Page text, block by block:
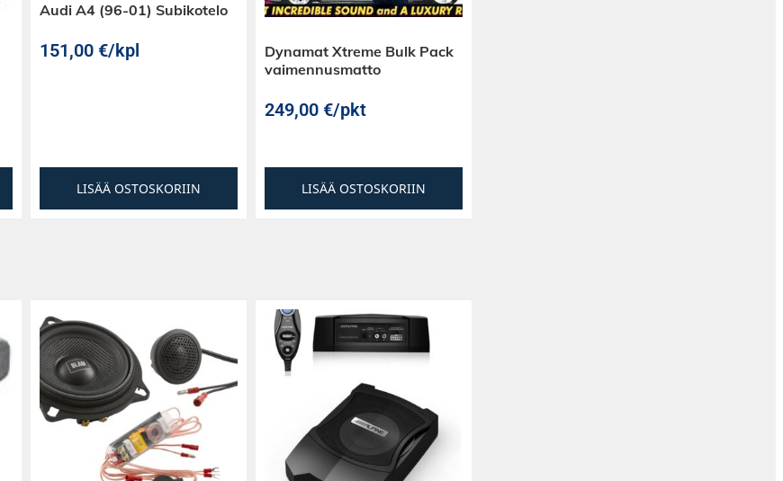
Audi A4 (96-01) Subikotelo
151,00 €/kpl
LISÄÄ OSTOSKORIIN
Dynamat Xtreme Bulk Pack
vaimennusmatto
249,00 €/pkt
LISÄÄ OSTOSKORIIN